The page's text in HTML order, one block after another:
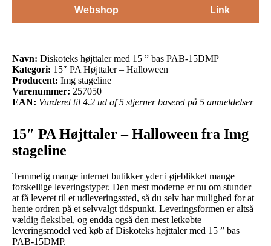
Webshop
Link
Navn: Diskoteks højttaler med 15 ” bas PAB-15DMP
Kategori: 15″ PA Højttaler – Halloween
Producent: Img stageline
Varenummer: 257050
EAN: Vurderet til 4.2 ud af 5 stjerner baseret på 5 anmeldelser
15″ PA Højttaler – Halloween fra Img
stageline
Temmelig mange internet butikker yder i øjeblikket mange
forskellige leveringstyper. Den mest moderne er nu om stunder
at få leveret til et udleveringssted, så du selv har mulighed for at
hente ordren på et selvvalgt tidspunkt. Leveringsformen er altså
vældig fleksibel, og endda også den mest letkøbte
leveringsmodel ved køb af Diskoteks højttaler med 15 ” bas
PAB-15DMP.